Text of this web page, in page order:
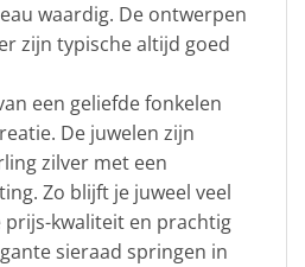
waardig. De ontwerpen
zijn typische altijd goed
een geliefde fonkelen
De juwelen zijn
zilver met een
Zo blijft je juweel veel
prijs-kwaliteit en prachtig
sieraad springen in